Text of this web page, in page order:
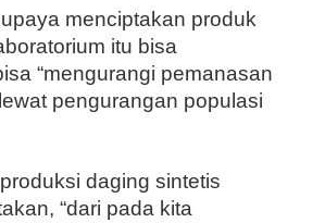
menciptakan produk
itu bisa
“mengurangi pemanasan
pengurangan populasi
daging sintetis
“dari pada kita